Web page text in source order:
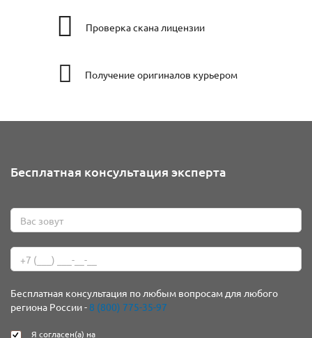
Проверка скана лицензии
Получение оригиналов курьером
Бесплатная консультация эксперта
Бесплатная консультация по любым вопросам для любого
региона России - 8 (800) 775-35-97
Я согласен(а) на